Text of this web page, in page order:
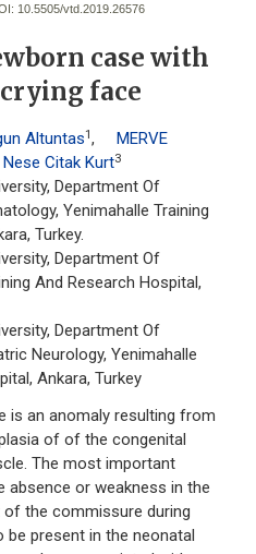
10.5505/vtd.2019.26576
case with
face
Altuntas1,
MERVE
Citak Kurt3
Department Of
Yenimahalle Training
Turkey.
Department Of
And Research Hospital,
Department Of
Neurology, Yenimahalle
Ankara, Turkey
is an anomaly resulting from
of of the congenital
The most important
or weakness in the
the commissure during
present in the neonatal